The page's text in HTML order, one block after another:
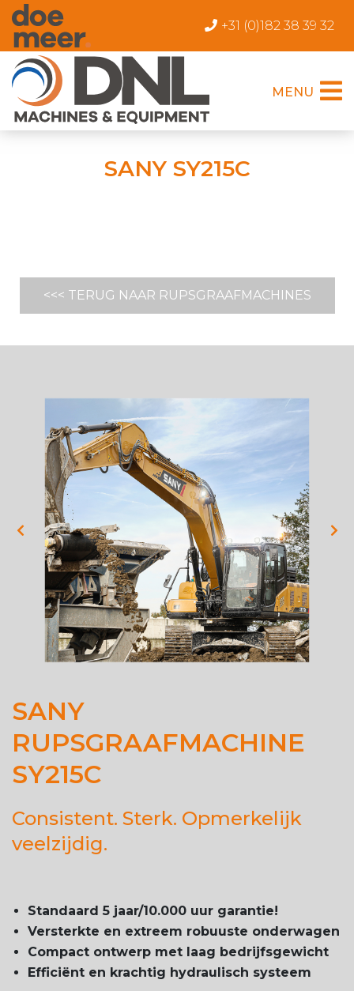
+31 (0)182 38 39 32
MENU
SANY SY215C
<<< TERUG NAAR RUPSGRAAFMACHINES
SANY
RUPSGRAAFMACHINE
SY215C
Consistent. Sterk. Opmerkelijk
veelzijdig.
Standaard 5 jaar/10.000 uur garantie!
Versterkte en extreem robuuste onderwagen
Compact ontwerp met laag bedrijfsgewicht
Efficiënt en krachtig hydraulisch systeem